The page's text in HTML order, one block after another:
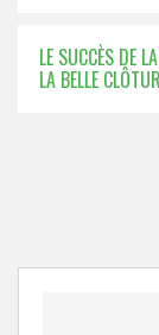
LE SUCCÈS DE
LA BELLE